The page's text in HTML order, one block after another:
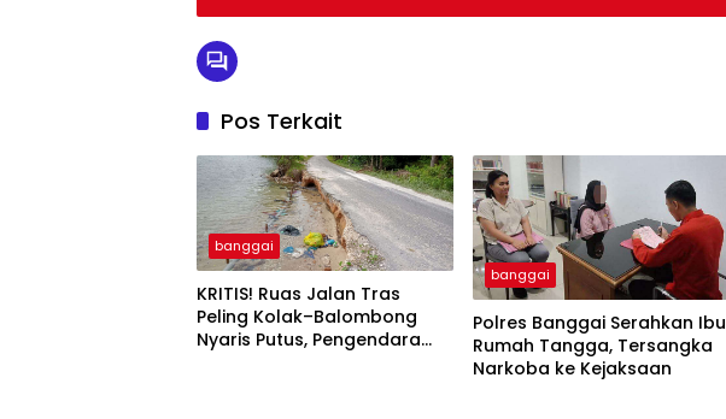
Pos Terkait
banggai
KRITIS! Ruas Jalan Tras
Peling Kolak–Balombong
Nyaris Putus, Pengendara
banggai
Polres Banggai Serahkan Ibu
Rumah Tangga, Tersangka
Narkoba ke Kejaksaan